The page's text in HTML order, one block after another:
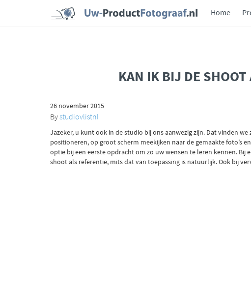
Home
KAN IK BIJ DE
26 november 2015
Bystudiovlistnl
Jazeker, u kunt ook in de studio bij ons aanwezig zijn. Dat vinden
positioneren, op groot scherm meekijken naar de gemaakte foto’s
optie bij een eerste opdracht om zo uw wensen te leren kennen.
shoot als referentie, mits dat van toepassing is natuurlijk. Ook bij